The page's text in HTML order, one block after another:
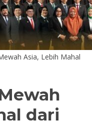
Asia, Lebih Mahal
dari